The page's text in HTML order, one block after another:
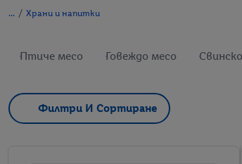
/ Храни и напитки
Птиче месо Говеждо месо
Филтри И Сортиране